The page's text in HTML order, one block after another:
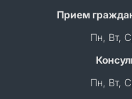
Прием
Пн, Вт,
Пн, Вт,